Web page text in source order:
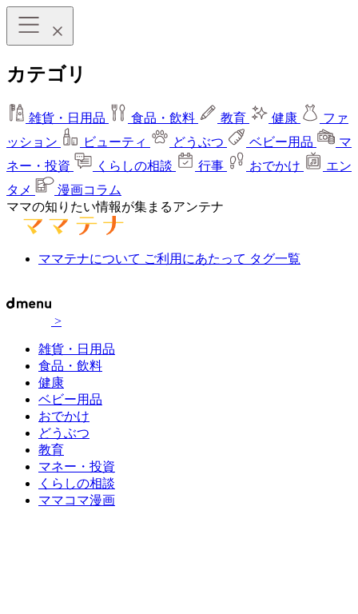
カテゴリ
雑貨・日用品 食品・飲料 教育 健康
ファ
ッション
ビューティ どうぶつ ベビー用品
マ
ネー・投資
くらしの相談 行事 おでかけ
エン
タメ
漫画コラム
ママの知りたい情報が集まるアンテナ
ママテナについて ご利用にあたって タグ一覧
>
雑貨・日用品
食品・飲料
健康
ベビー用品
おでかけ
どうぶつ
教育
マネー・投資
くらしの相談
ママコマ漫画